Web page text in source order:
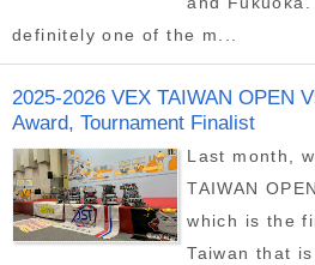
definitely one of the m...
2025-2026 VEX TAIWAN OPEN
Award, Tournament Finalist
Last month,
TAIWAN
which is the
Taiwan that